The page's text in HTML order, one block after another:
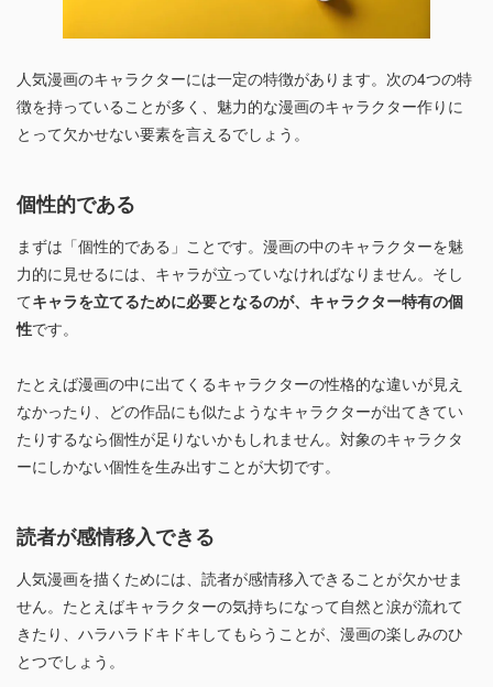
人気漫画のキャラクターには一定の特徴があります。次の4つの特
徴を持っていることが多く、魅力的な漫画のキャラクター作りに
とって欠かせない要素を言えるでしょう。
個性的である
まずは「個性的である」ことです。漫画の中のキャラクターを魅
力的に見せるには、キャラが立っていなければなりません。そし
てキャラを立てるために必要となるのが、キャラクター特有の個
性です。
たとえば漫画の中に出てくるキャラクターの性格的な違いが見え
なかったり、どの作品にも似たようなキャラクターが出てきてい
たりするなら個性が足りないかもしれません。対象のキャラクタ
ーにしかない個性を生み出すことが大切です。
読者が感情移入できる
人気漫画を描くためには、読者が感情移入できることが欠かせま
せん。たとえばキャラクターの気持ちになって自然と涙が流れて
きたり、ハラハラドキドキしてもらうことが、漫画の楽しみのひ
とつでしょう。